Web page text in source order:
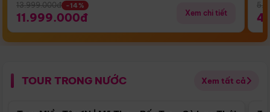
13.999.000đ -14%
11.999.000đ Xem chi tiết
TOUR TRONG NƯỚC Xem tất cả
Điểm nổi bật